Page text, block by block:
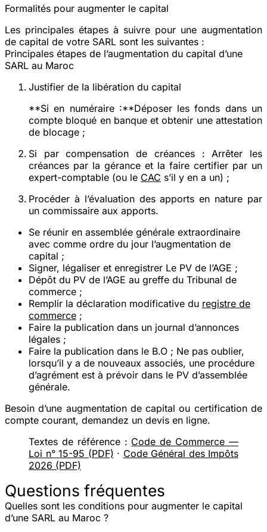
Formalités pour augmenter le capital
Les principales étapes à suivre pour une augmentation
de capital de votre SARL sont les suivantes :
Principales étapes de l’augmentation du capital d’une
SARL au Maroc
Justifier de la libération du capital
**Si en numéraire :**Déposer les fonds dans un
compte bloqué en banque et obtenir une attestation
de blocage ;
Si par compensation de créances : Arrêter les
créances par la gérance et la faire certifier par un
expert-comptable (ou le CAC s’il y en a un) ;
Procéder à l’évaluation des apports en nature par
un commissaire aux apports.
Se réunir en assemblée générale extraordinaire
avec comme ordre du jour l’augmentation de
capital ;
Signer, légaliser et enregistrer Le PV de l’AGE ;
Dépôt du PV de l’AGE au greffe du Tribunal de
commerce ;
Remplir la déclaration modificative du registre de
commerce ;
Faire la publication dans un journal d’annonces
légales ;
Faire la publication dans le B.O ; Ne pas oublier,
lorsqu’il y a de nouveaux associés, une procédure
d’agrément est à prévoir dans le PV d’assemblée
générale.
Besoin d’une augmentation de capital ou certification de
compte courant, demandez un devis en ligne.
Textes de référence : Code de Commerce —
Loi n° 15-95 (PDF) · Code Général des Impôts
2026 (PDF)
Questions fréquentes
Quelles sont les conditions pour augmenter le capital
d’une SARL au Maroc ?